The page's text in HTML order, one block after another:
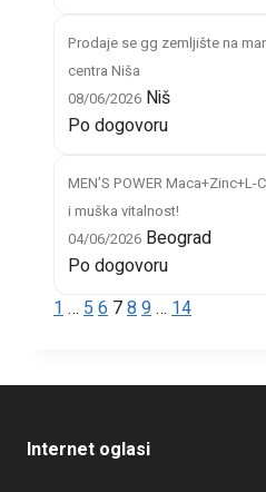
Prodaje se gg zemljište na
centra Niša
08/06/2026 Niš
Po dogovoru
MEN’S POWER
i muška vitalnost!
04/06/2026 Beograd
Po dogovoru
1 … 5 6 78 9… 14
Internet oglasi